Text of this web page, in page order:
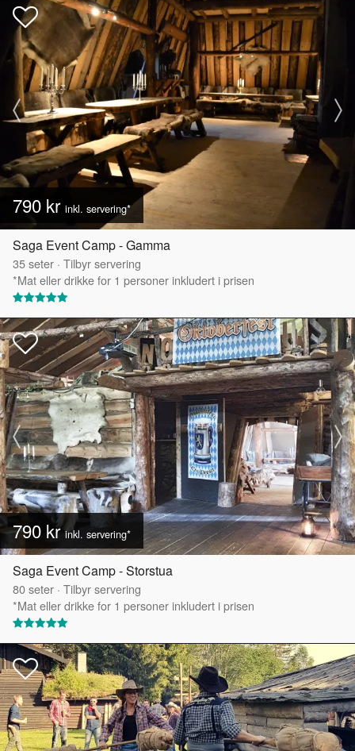
790 kr inkl. servering*
Saga Event Camp - Gamma
35seter · Tilbyr servering
*Mat eller drikke for 1 personer inkludert i prisen
790 krinkl. servering*
Saga Event Camp - Storstua
80seter · Tilbyr servering
*Mat eller drikke for 1 personer inkludert i prisen